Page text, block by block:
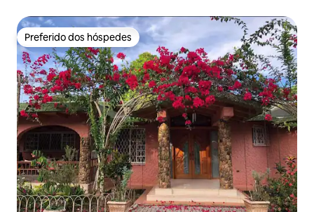
Preferido dos hóspedes
Preferido dos hóspedes